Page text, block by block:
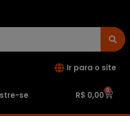
Ir para o site
se R$ 0,00 0